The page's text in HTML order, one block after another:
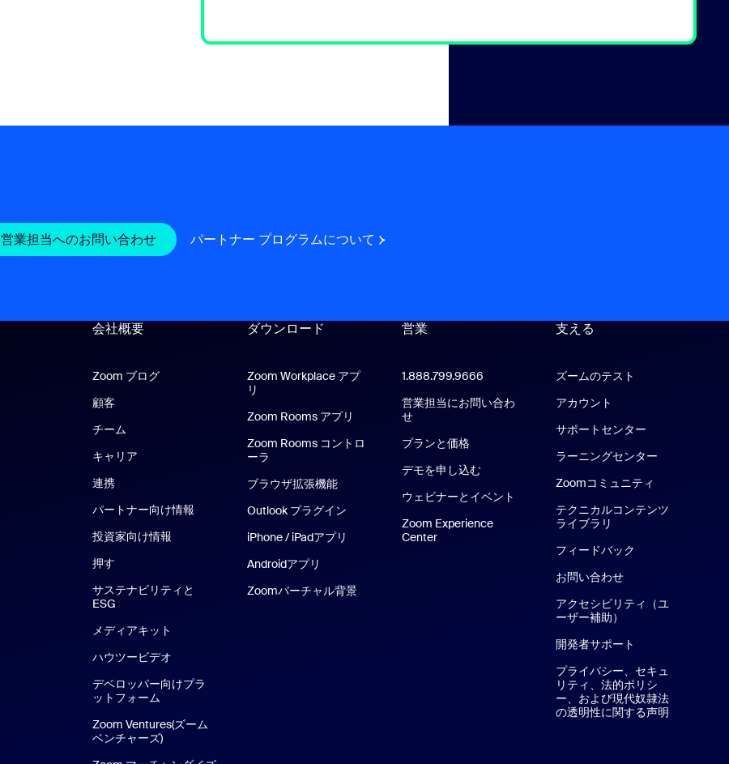
営業担当へのお問い合わせ パートナー プログラムについて
会社概要
Zoom ブログ
顧客
チーム
キャリア
連携
パートナー向け情報
投資家向け情報
押す
サステナビリティと
ESG
メディアキット
ハウツービデオ
デベロッパー向けプラ
ットフォーム
Zoom Ventures(ズーム
ベンチャーズ)
ダウンロード
Zoom Workplace アプ
リ
Zoom Rooms アプリ
Zoom Rooms アプリ
Zoom Rooms コントロ
ーラ
ブラウザ拡張機能
Outlook プラグイン
iPhone / iPadアプリ
Androidアプリ
Zoomバーチャル背景
営業
1.888.799.9666 クリックで発信
営業担当にお問い合わ
せ
プランと価格
デモを申し込む
ウェビナーとイベント
Zoom Experience
CenterZoom Experience Center
支える
支える
ズームのテスト
アカウント
サポートセンター
ラーニングセンター
Zoomコミュニティ
テクニカルコンテンツ
ライブラリ
フィードバック
お問い合わせ
アクセシビリティ（ユ
ーザー補助）
開発者サポート
プライバシー、セキュ
リティ、法的ポリシ
ー、および現代奴隷法
の透明性に関する声明